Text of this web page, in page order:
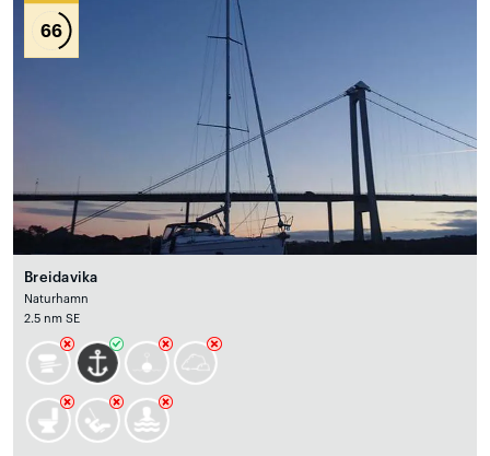
66
Breidavika
Naturhamn
2.5 nm SE